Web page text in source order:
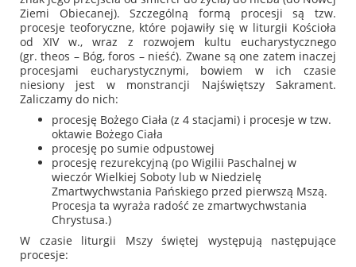
Ziemi Obiecanej). Szczególną formą procesji są tzw.
procesje teoforyczne, które pojawiły się w liturgii Kościoła
od XIV w., wraz z rozwojem kultu eucharystycznego
(gr.theos – Bóg,foros – nieść). Zwane są one zatem inaczej
procesjami eucharystycznymi, bowiem w ich czasie
niesiony jest w monstrancji Najświętszy Sakrament.
Zaliczamy do nich:
procesję Bożego Ciała (z 4 stacjami) i procesje w tzw.
oktawie Bożego Ciała
procesję po sumie odpustowej
procesję rezurekcyjną (po Wigilii Paschalnej w
wieczór Wielkiej Soboty lub w Niedzielę
Zmartwychwstania Pańskiego przed pierwszą Mszą.
Procesja ta wyraża radość ze zmartwychwstania
Chrystusa.)
W czasie liturgii Mszy świętej występują następujące
procesje: